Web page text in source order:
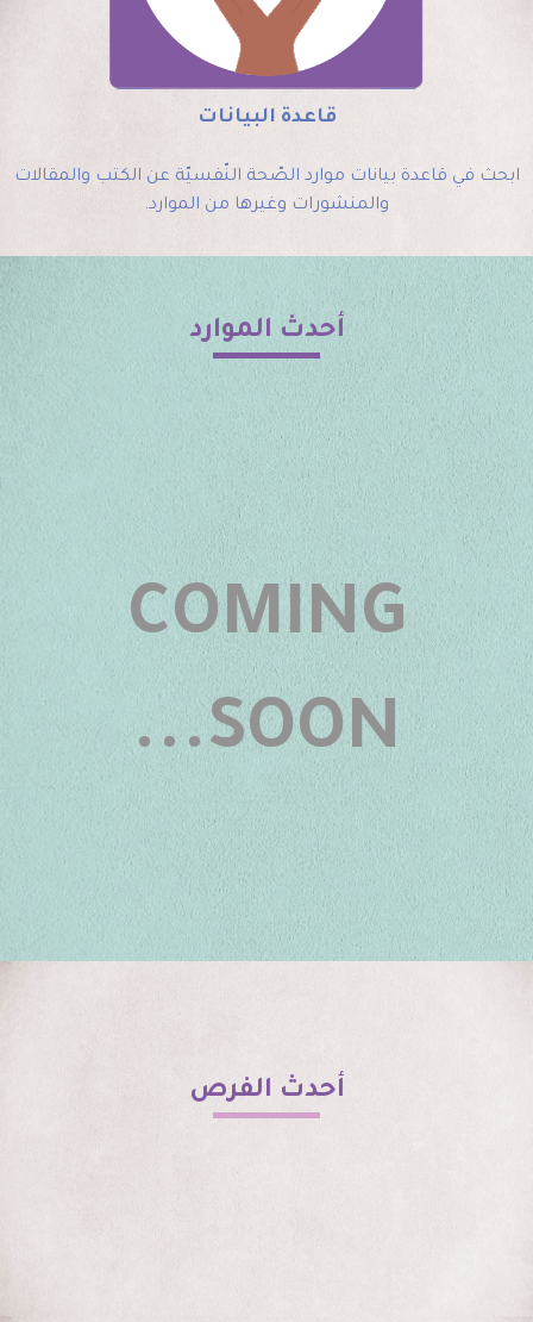
قاعدة البيانات
ابحث في قاعدة بيانات موارد الصّحة النّفسيّة عن الكتب والمقالات
والمنشورات وغيرها من الموارد.
أحدث الموارد
COMING
SOON...
أحدث الفرص